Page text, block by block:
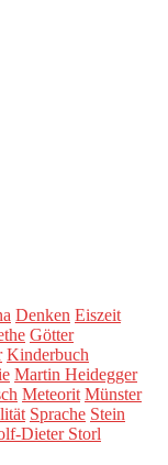
Denken Eiszeit
Götter
Kinderbuch
Martin Heidegger
Meteorit Münster
Sprache Stein
Dieter Storl